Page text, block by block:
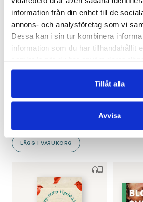
information från din enhet till de
annons- och analysföretag som vi
Dessa kan i sin tur kombinera
information som du har tillhandahållit
Tillåt alla
Avvisa
och hur jag blev
LÄGG I VARUKORG
€